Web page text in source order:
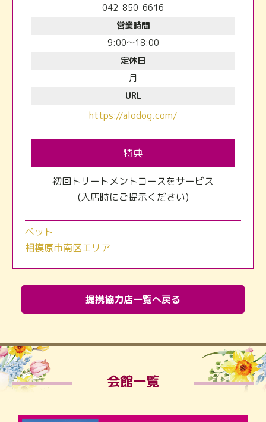
042-850-6616
営業時間
9:00～18:00
定休日
月
URL
https://alodog.com/
特典
初回トリートメントコースをサービス
(入店時にご提示ください)
ペット
相模原市南区エリア
提携協力店一覧へ戻る
会館一覧